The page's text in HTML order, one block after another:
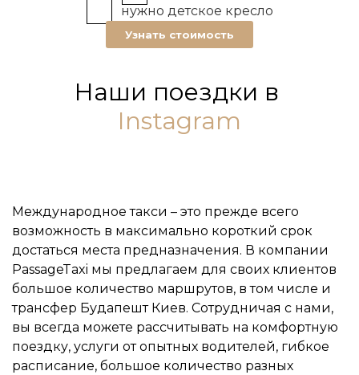
нужно детское кресло
Узнать стоимость
Наши поездки в
Instagram
Международное такси – это прежде всего
возможность в максимально короткий срок
достаться места предназначения. В компании
PassageTaxi мы предлагаем для своих клиентов
большое количество маршрутов, в том числе и
трансфер Будапешт Киев. Сотрудничая с нами,
вы всегда можете рассчитывать на комфортную
поездку, услуги от опытных водителей, гибкое
расписание, большое количество разных